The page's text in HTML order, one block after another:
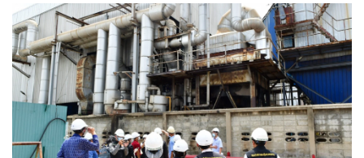
จ.นครปฐม ส่งผลให้มีกลิ่นกระจายเป็นวงกว้างในพื้นที่และเขต
รอยต่อกรุงเทพมหานคร จุดเกิดเหตุคือ บริษัท อินโดรามา
โพลีเอสเตอร์ อินดัสตรีส์ จำกัด (มหาชน)